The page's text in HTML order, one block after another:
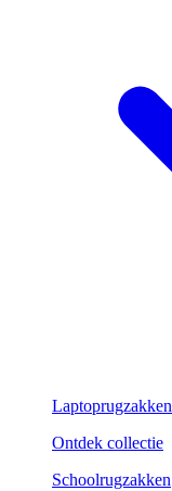
Laptoprugzakken
Ontdek collectie
Schoolrugzakken